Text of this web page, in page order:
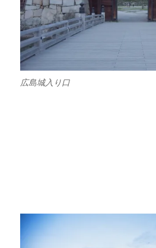
広島城入り口